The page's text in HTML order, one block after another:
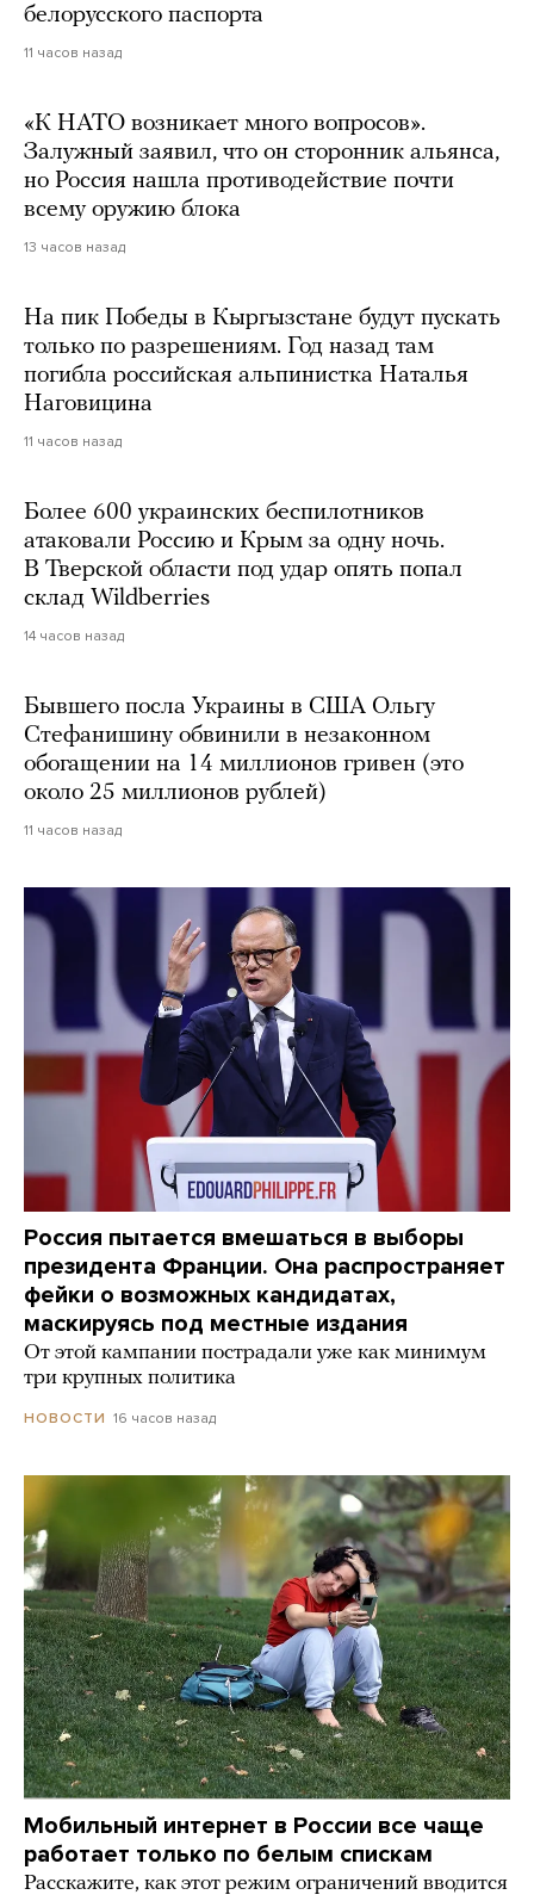
белорусского паспорта
11 часов назад
«К НАТО возникает много вопросов».
Залужный заявил, что он сторонник альянса,
но Россия нашла противодействие почти
всему оружию блока
13 часов назад
На пик Победы в Кыргызстане будут пускать
только по разрешениям. Год назад там
погибла российская альпинистка Наталья
Наговицина
11 часов назад
Более 600 украинских беспилотников
атаковали Россию и Крым за одну ночь.
В Тверской области под удар опять попал
склад Wildberries
14 часов назад
Бывшего посла Украины в США Ольгу
Стефанишину обвинили в незаконном
обогащении на 14 миллионов гривен (это
около 25 миллионов рублей)
11 часов назад
Россия пытается вмешаться в выборы
президента Франции. Она распространяет
фейки о возможных кандидатах,
маскируясь под местные издания
От этой кампании пострадали уже как минимум
три крупных политика
НОВОСТИ 16 часов назад
Мобильный интернет в России все чаще
работает только по белым спискам
Расскажите, как этот режим ограничений вводится